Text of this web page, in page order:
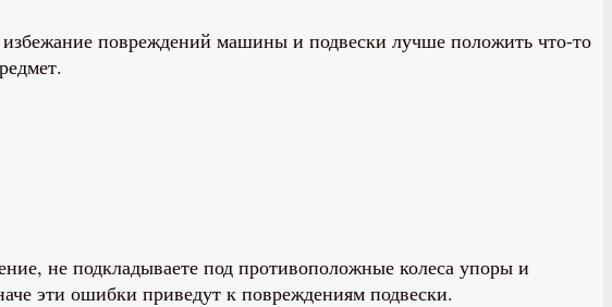
повреждений машины и подвески лучше положить что-то
не подкладываете под противоположные колеса упоры и
эти ошибки приведут к повреждениям подвески.